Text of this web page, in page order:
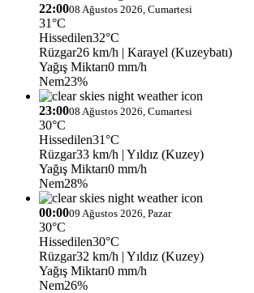
22:0008 Ağustos 2026, Cumartesi
31°C
Hissedilen32°C
Rüzgar26 km/h | Karayel (Kuzeybatı)
Yağış Miktarı0 mm/h
Nem23%
23:0008 Ağustos 2026, Cumartesi
30°C
Hissedilen31°C
Rüzgar33 km/h | Yıldız (Kuzey)
Yağış Miktarı0 mm/h
Nem28%
00:0009 Ağustos 2026, Pazar
30°C
Hissedilen30°C
Rüzgar32 km/h | Yıldız (Kuzey)
Yağış Miktarı0 mm/h
Nem26%